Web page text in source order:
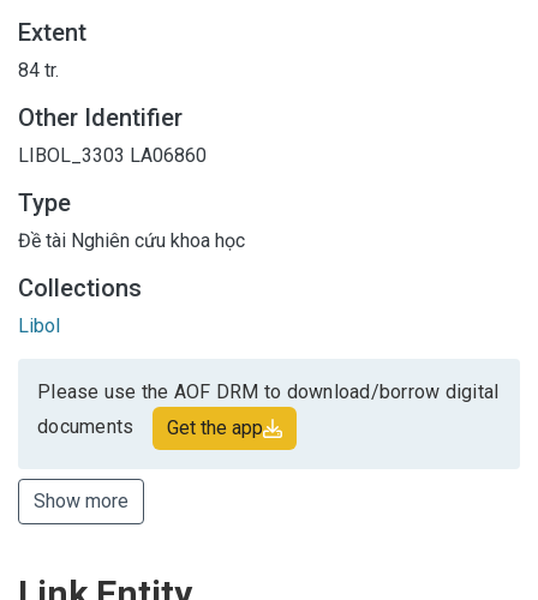
Extent
84 tr.
Other Identifier
LIBOL_3303 LA06860
Type
Đề tài Nghiên cứu khoa học
Collections
Libol
Please use the AOF DRM to download/borrow digital
documents
Get the app
Show more